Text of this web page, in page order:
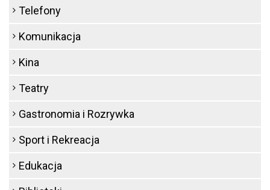
Telefony
Komunikacja
Kina
Teatry
Gastronomia i Rozrywka
Sport i Rekreacja
Edukacja